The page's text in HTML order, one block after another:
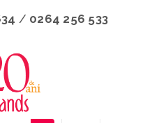
/ 0264 256 533